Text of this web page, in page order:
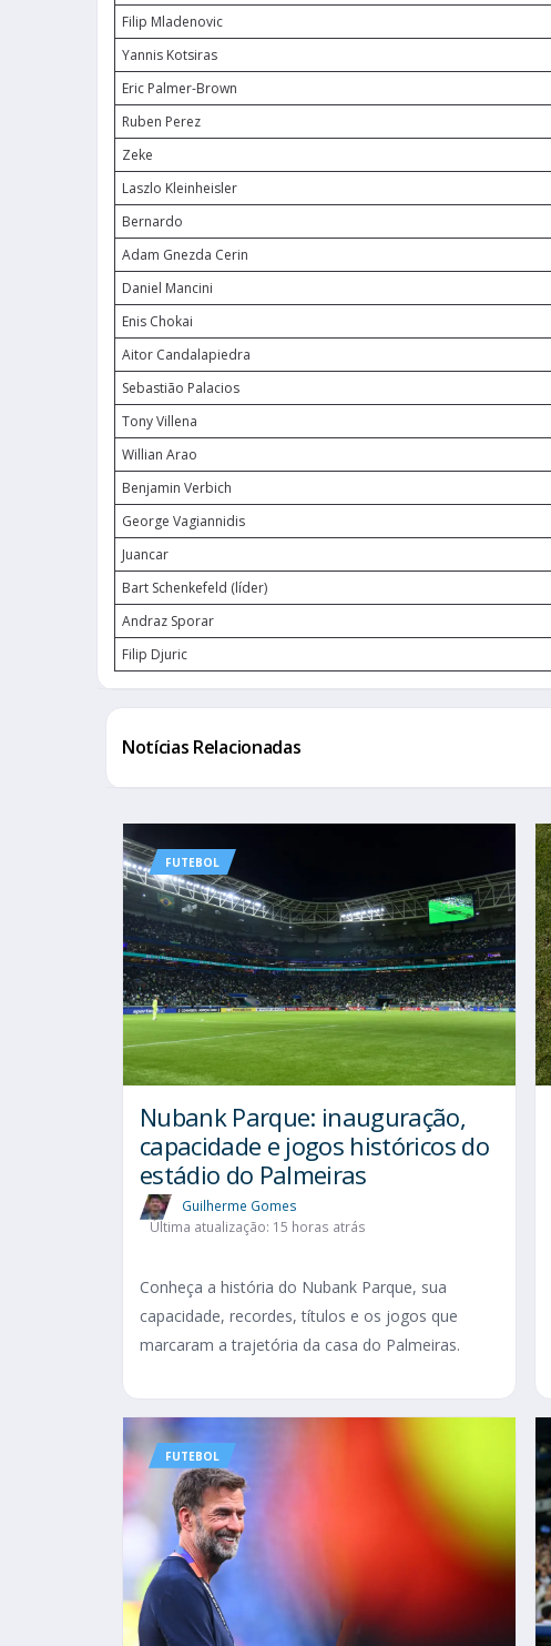
Filip Mladenovic
Yannis Kotsiras
Eric Palmer-Brown
Ruben Perez
Zeke
Laszlo Kleinheisler
Bernardo
Adam Gnezda Cerin
Daniel Mancini
Enis Chokai
Aitor Candalapiedra
Sebastião Palacios
Tony Villena
Willian Arao
Benjamin Verbich
George Vagiannidis
Juancar
Bart Schenkefeld (líder)
Andraz Sporar
Filip Djuric
Notícias Relacionadas
FUTEBOL
Nubank Parque: inauguração,
capacidade e jogos históricos do
estádio do Palmeiras
Guilherme Gomes
Última atualização: 15 horas atrás
Conheça a história do Nubank Parque, sua
capacidade, recordes, títulos e os jogos que
marcaram a trajetória da casa do Palmeiras.
FUTEBOL